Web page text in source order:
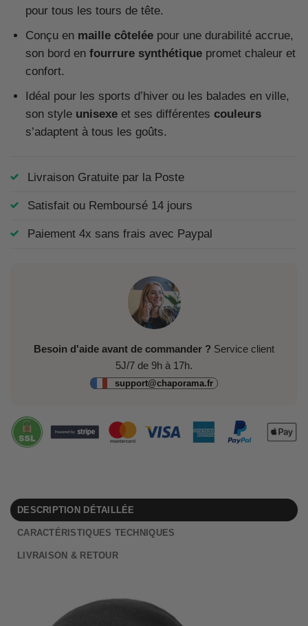
pour tous les tours de tête.
Conçu en maille côteléepour une durabilité accrue,
son bord en fourrure synthétiquepromet chaleur et
confort.
Idéal pour les sports d’hiver ou les balades en ville,
son style unisexeet ses différentes couleurs
s’adaptent à tous les goûts.
Livraison Gratuite par la Poste
Satisfait ou Remboursé 14 jours
Paiement 4x sans frais avec Paypal
Besoin d'aide avant de commander ? Service client
5J/7 de 9h à 17h.
support@chaporama.fr
DESCRIPTION DÉTAILLÉE
CARACTÉRISTIQUES TECHNIQUES
LIVRAISON & RETOUR